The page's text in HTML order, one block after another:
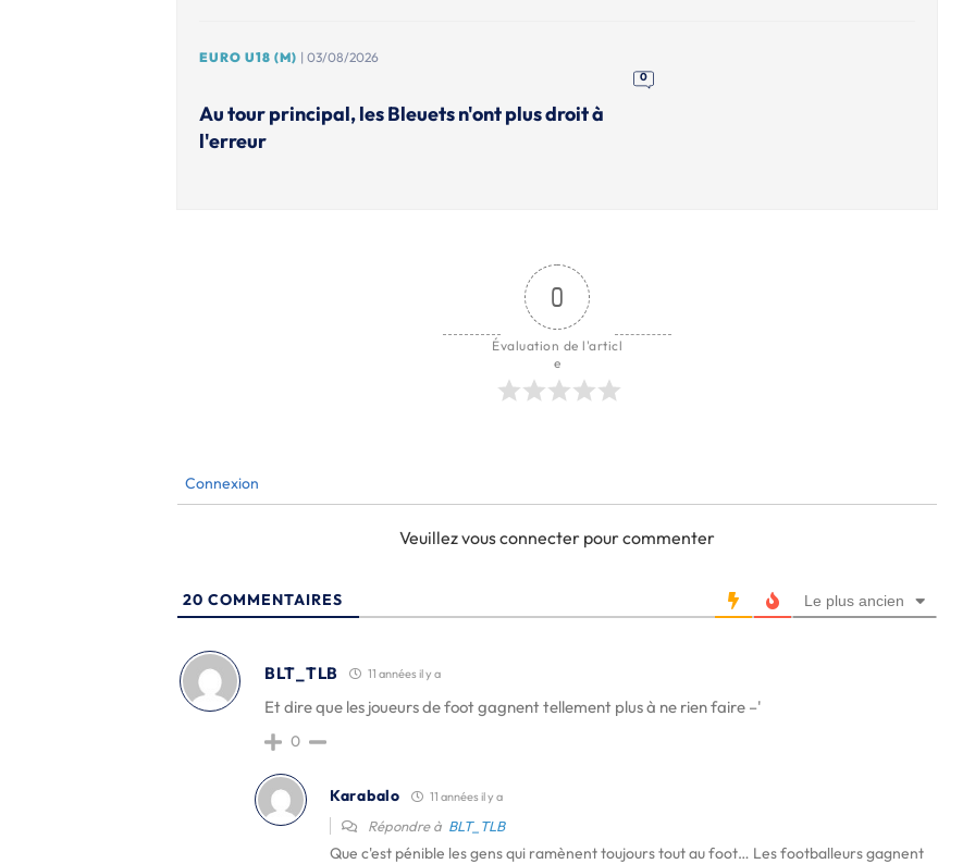
EURO U18 (M) | 03/08/2026
0
Au tour principal, les Bleuets n'ont plus droit à
l'erreur
0
Évaluation de l'articl
e
Connexion
Veuillez vous connecter pour commenter
20 COMMENTAIRES Le plus ancien
BLT_TLB 11 années il y a
Et dire que les joueurs de foot gagnent tellement plus à ne rien faire –'
0
Karabalo 11 années il y a
Répondre à BLT_TLB
Que c'est pénible les gens qui ramènent toujours tout au foot… Les footballeurs gagnent